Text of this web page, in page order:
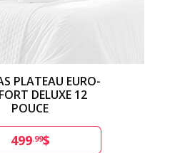
PLATEAU EURO-
DELUXE 12
POUCE
499.99$